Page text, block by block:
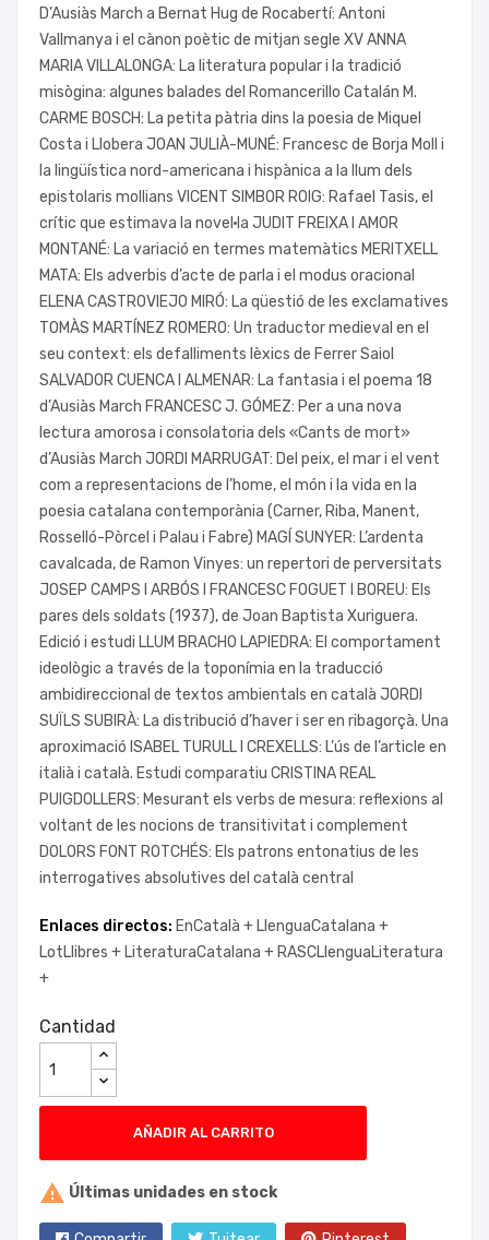
D’Ausiàs March a Bernat Hug de Rocabertí: Antoni
Vallmanya i el cànon poètic de mitjan segle XV ANNA
MARIA VILLALONGA: La literatura popular i la tradició
misògina: algunes balades del Romancerillo Catalán M.
CARME BOSCH: La petita pàtria dins la poesia de Miquel
Costa i Llobera JOAN JULIÀ-MUNÉ: Francesc de Borja Moll i
la lingüística nord-americana i hispànica a la llum dels
epistolaris mollians VICENT SIMBOR ROIG: Rafael Tasis, el
crític que estimava la novel·la JUDIT FREIXA I AMOR
MONTANÉ: La variació en termes matemàtics MERITXELL
MATA: Els adverbis d’acte de parla i el modus oracional
ELENA CASTROVIEJO MIRÓ: La qüestió de les exclamatives
TOMÀS MARTÍNEZ ROMERO: Un traductor medieval en el
seu context: els defalliments lèxics de Ferrer Saiol
SALVADOR CUENCA I ALMENAR: La fantasia i el poema 18
d’Ausiàs March FRANCESC J. GÓMEZ: Per a una nova
lectura amorosa i consolatoria dels «Cants de mort»
d’Ausiàs March JORDI MARRUGAT: Del peix, el mar i el vent
com a representacions de l’home, el món i la vida en la
poesia catalana contemporània (Carner, Riba, Manent,
Rosselló-Pòrcel i Palau i Fabre) MAGÍ SUNYER: L’ardenta
cavalcada, de Ramon Vinyes: un repertori de perversitats
JOSEP CAMPS I ARBÓS I FRANCESC FOGUET I BOREU: Els
pares dels soldats (1937), de Joan Baptista Xuriguera.
Edició i estudi LLUM BRACHO LAPIEDRA: El comportament
ideològic a través de la toponímia en la traducció
ambidireccional de textos ambientals en català JORDI
SUÏLS SUBIRÀ: La distribució d’haver i ser en ribagorçà. Una
aproximació ISABEL TURULL I CREXELLS: L’ús de l’article en
italià i català. Estudi comparatiu CRISTINA REAL
PUIGDOLLERS: Mesurant els verbs de mesura: reflexions al
voltant de les nocions de transitivitat i complement
DOLORS FONT ROTCHÉS: Els patrons entonatius de les
interrogatives absolutives del català central
Enlaces directos: EnCatalà + LlenguaCatalana +
LotLlibres + LiteraturaCatalana + RASCLlenguaLiteratura
+
Cantidad
AÑADIR AL CARRITO
 Últimas unidades en stock